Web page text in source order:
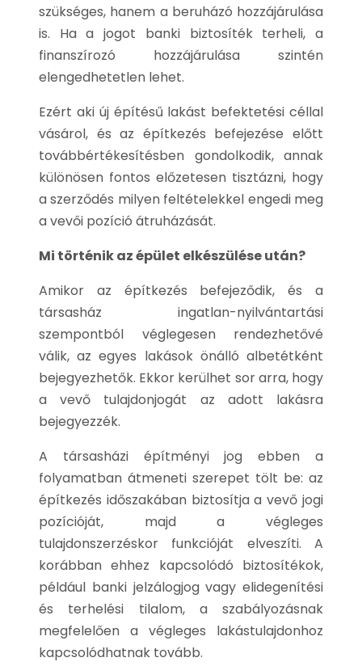
szükséges, hanem a beruházó hozzájárulása
is. Ha a jogot banki biztosíték terheli, a
finanszírozó hozzájárulása szintén
elengedhetetlen lehet.
Ezért aki új építésű lakást befektetési céllal
vásárol, és az építkezés befejezése előtt
továbbértékesítésben gondolkodik, annak
különösen fontos előzetesen tisztázni, hogy
a szerződés milyen feltételekkel engedi meg
a vevői pozíció átruházását.
Mi történik az épület elkészülése után?
Amikor az építkezés befejeződik, és a
társasház ingatlan-nyilvántartási
szempontból véglegesen rendezhetővé
válik, az egyes lakások önálló albetétként
bejegyezhetők. Ekkor kerülhet sor arra, hogy
a vevő tulajdonjogát az adott lakásra
bejegyezzék.
A társasházi építményi jog ebben a
folyamatban átmeneti szerepet tölt be: az
építkezés időszakában biztosítja a vevő jogi
pozícióját, majd a végleges
tulajdonszerzéskor funkcióját elveszíti. A
korábban ehhez kapcsolódó biztosítékok,
például banki jelzálogjog vagy elidegenítési
és terhelési tilalom, a szabályozásnak
megfelelően a végleges lakástulajdonhoz
kapcsolódhatnak tovább.